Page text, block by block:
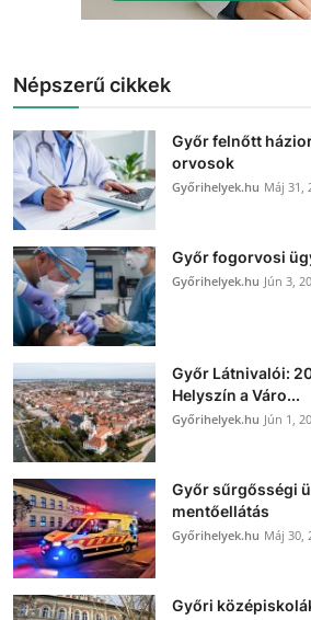
Népszerű cikkek
Győr felnőtt
orvosok
Győrihelyek.hu Máj 31,
Győr fogorvosi
Győrihelyek.hu Jún 3,
Győr Látnivalói:
Helyszín a Váro...
Győrihelyek.hu Jún 1,
Győr sűrgősségi
mentőellátás
Győrihelyek.hu Máj 30,
Győri